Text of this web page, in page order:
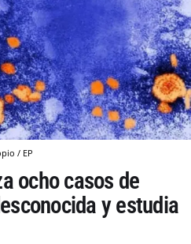
/ EP
ocho casos de
y estudia